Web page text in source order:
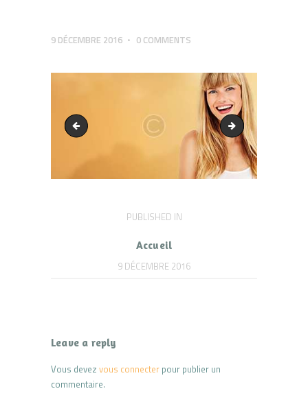
9 DÉCEMBRE 2016 0 COMMENTS
bg_banner1 parallax_2
NavigationPUBLISHED IN
Accueil
9 DÉCEMBRE 2016
Leave a reply
Vous devez vous connecter pour publier un
commentaire.